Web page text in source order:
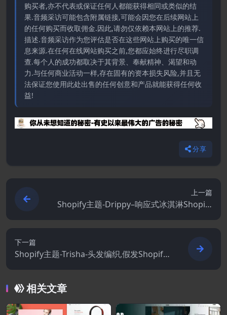
购买者,亦不代表或保证任何人都能获得相同或类似的结
果.音频采访可能包含附属链接,可能会因您在后续网站上
的任何购买而收取佣金.因此,请勿仅依赖本网站上的推荐.
描述.音频采访作为您评估是否在这些网站上购买的唯一信
息来源.在任何在线网站购买之前,您都应始终进行尽职调
查.每个人的成功都取决于其背景、奉献精神、渴望和动
力.与任何商业活动一样,存在固有的资本损失风险,并且无
法保证您使用此处出售的任何创意和产品就能获得任何收
益!
分享
上一篇
Shopify主题-Drippy–响应式冰淇淋Shopify
下一篇
Shopify主题-Trisha-头发编织,假发Shopify
相关文章